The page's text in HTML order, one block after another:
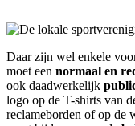
Daar zijn wel enkele
moet een normaal en
ook daadwerkelijk
logo op de T-shirts van
reclameborden of op de